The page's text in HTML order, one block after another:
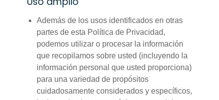
Además de los usos identificados en otras
partes de esta Política de Privacidad,
podemos utilizar o procesar la información
que recopilamos sobre usted (incluyendo la
información personal que usted proporciona)
para una variedad de propósitos
cuidadosamente considerados y específicos,